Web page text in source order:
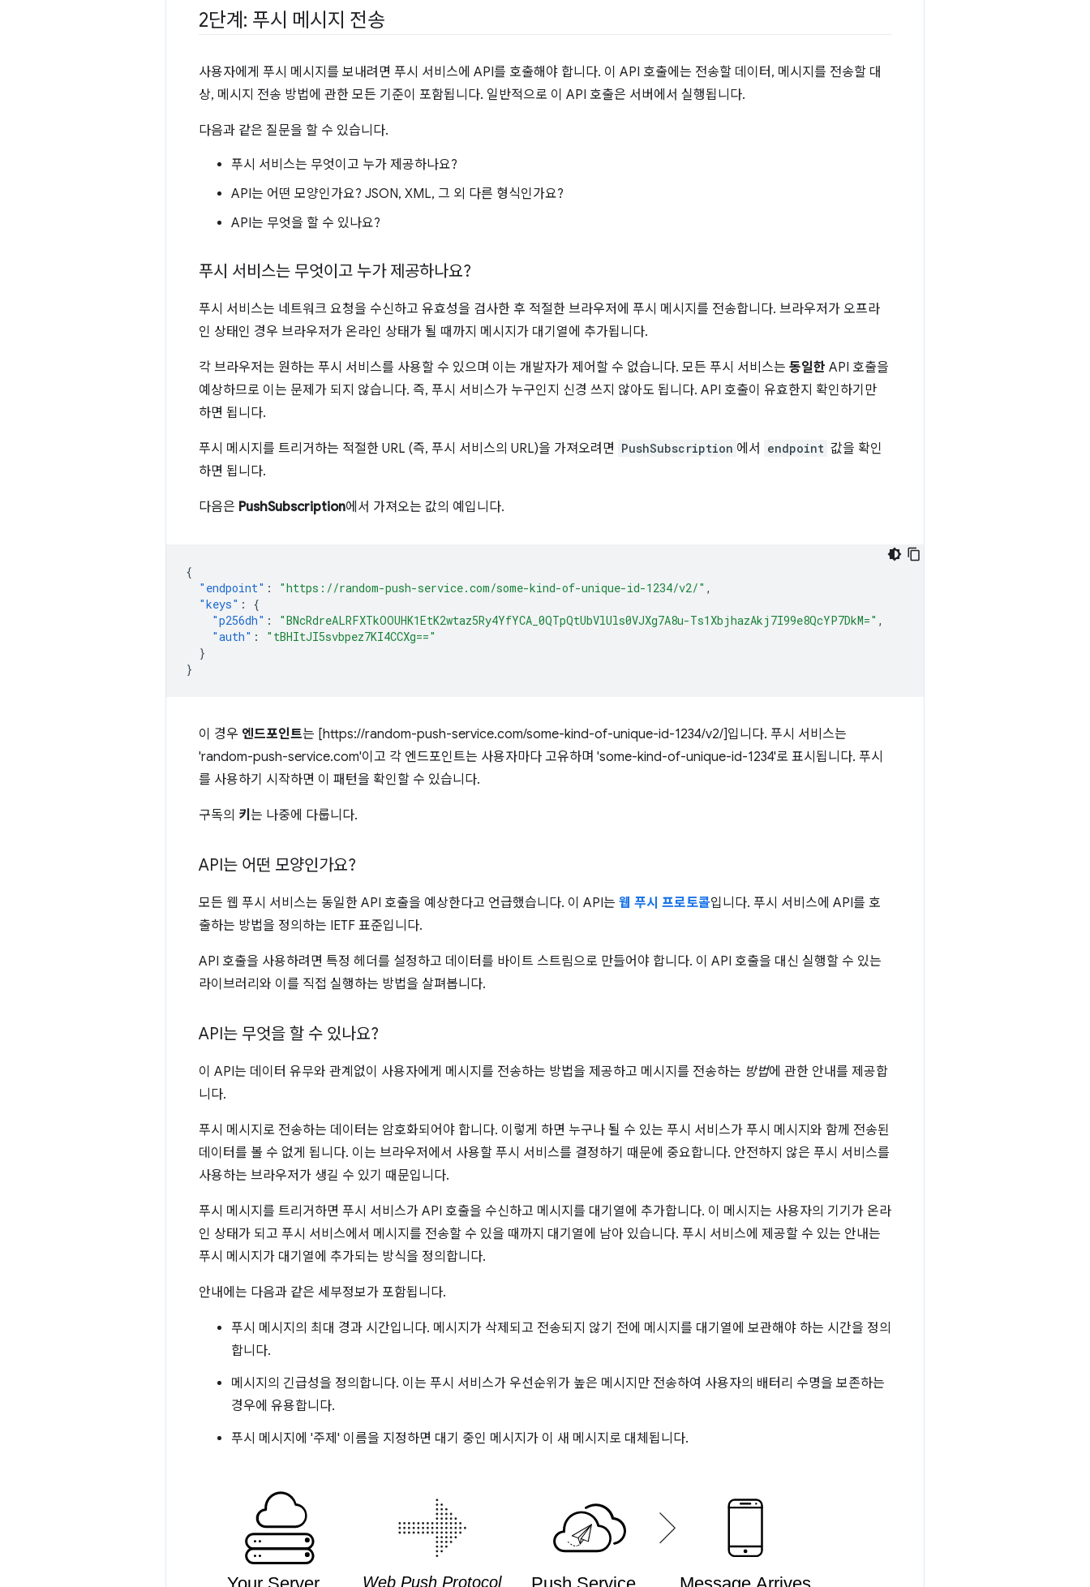
2단계: 푸시 메시지 전송
사용자에게 푸시 메시지를 보내려면 푸시 서비스에 API를 호출해야 합니다. 이 API 호출에는 전송할 데이터, 메시지를 전송할 대
상, 메시지 전송 방법에 관한 모든 기준이 포함됩니다. 일반적으로 이 API 호출은 서버에서 실행됩니다.
다음과 같은 질문을 할 수 있습니다.
푸시 서비스는 무엇이고 누가 제공하나요?
API는 어떤 모양인가요? JSON, XML, 그 외 다른 형식인가요?
API는 무엇을 할 수 있나요?
푸시 서비스는 무엇이고 누가 제공하나요?
푸시 서비스는 네트워크 요청을 수신하고 유효성을 검사한 후 적절한 브라우저에 푸시 메시지를 전송합니다. 브라우저가 오프라
인 상태인 경우 브라우저가 온라인 상태가 될 때까지 메시지가 대기열에 추가됩니다.
각 브라우저는 원하는 푸시 서비스를 사용할 수 있으며 이는 개발자가 제어할 수 없습니다. 모든 푸시 서비스는 동일한 API 호출을
예상하므로 이는 문제가 되지 않습니다. 즉, 푸시 서비스가 누구인지 신경 쓰지 않아도 됩니다. API 호출이 유효한지 확인하기만
하면 됩니다.
푸시 메시지를 트리거하는 적절한 URL (즉, 푸시 서비스의 URL)을 가져오려면 PushSubscription 에서 endpoint 값을 확인
하면 됩니다.
다음은 PushSubscription에서 가져오는 값의 예입니다.
{
"endpoint" : "https://random-push-service.com/some-kind-of-unique-id-1234/v2/" ,
"keys" :
{
"p256dh" : "BNcRdreALRFXTkOOUHK1EtK2wtaz5Ry4YfYCA_0QTpQtUbVlUls0VJXg7A8u-Ts1XbjhazAkj7I99e8QcYP7DkM=" ,
"auth" :
"tBHItJI5svbpez7KI4CCXg=="
}
}
이 경우 엔드포인트는 [https://random-push-service.com/some-kind-of-unique-id-1234/v2/]입니다. 푸시 서비스는
'random-push-service.com'이고 각 엔드포인트는 사용자마다 고유하며 'some-kind-of-unique-id-1234'로 표시됩니다. 푸시
를 사용하기 시작하면 이 패턴을 확인할 수 있습니다.
구독의 키 는 나중에 다룹니다.
API는 어떤 모양인가요?
모든 웹 푸시 서비스는 동일한 API 호출을 예상한다고 언급했습니다. 이 API는 웹 푸시 프로토콜입니다. 푸시 서비스에 API를 호
출하는 방법을 정의하는 IETF 표준입니다.
API 호출을 사용하려면 특정 헤더를 설정하고 데이터를 바이트 스트림으로 만들어야 합니다. 이 API 호출을 대신 실행할 수 있는
라이브러리와 이를 직접 실행하는 방법을 살펴봅니다.
API는 무엇을 할 수 있나요?
이 API는 데이터 유무와 관계없이 사용자에게 메시지를 전송하는 방법을 제공하고 메시지를 전송하는 방법에 관한 안내를 제공합
니다.
푸시 메시지로 전송하는 데이터는 암호화되어야 합니다. 이렇게 하면 누구나 될 수 있는 푸시 서비스가 푸시 메시지와 함께 전송된
데이터를 볼 수 없게 됩니다. 이는 브라우저에서 사용할 푸시 서비스를 결정하기 때문에 중요합니다. 안전하지 않은 푸시 서비스를
사용하는 브라우저가 생길 수 있기 때문입니다.
푸시 메시지를 트리거하면 푸시 서비스가 API 호출을 수신하고 메시지를 대기열에 추가합니다. 이 메시지는 사용자의 기기가 온라
인 상태가 되고 푸시 서비스에서 메시지를 전송할 수 있을 때까지 대기열에 남아 있습니다. 푸시 서비스에 제공할 수 있는 안내는
푸시 메시지가 대기열에 추가되는 방식을 정의합니다.
안내에는 다음과 같은 세부정보가 포함됩니다.
푸시 메시지의 최대 경과 시간입니다. 메시지가 삭제되고 전송되지 않기 전에 메시지를 대기열에 보관해야 하는 시간을 정의
합니다.
메시지의 긴급성을 정의합니다. 이는 푸시 서비스가 우선순위가 높은 메시지만 전송하여 사용자의 배터리 수명을 보존하는
경우에 유용합니다.
푸시 메시지에 '주제' 이름을 지정하면 대기 중인 메시지가 이 새 메시지로 대체됩니다.